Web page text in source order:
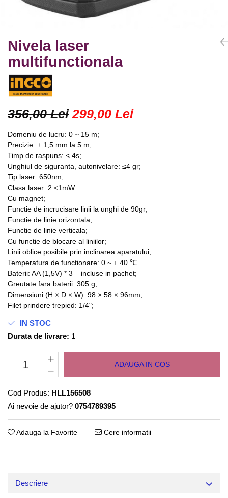
Scule pentru instalatii
Instrumete masura/accesorii
Accesorii si consumabile
Burghie si truse burghie
Discuri
Pile si raspile
Alte unelte si accesorii
Motoare universale
Unelte casa
Unelte gradina
Nivela laser
multifunctionala
356,00 Lei 299,00 Lei
Domeniu de lucru: 0 ~ 15 m;
Precizie: ± 1,5 mm la 5 m;
Timp de raspuns: < 4s;
Unghiul de siguranta, autonivelare: ≤4 gr;
Tip laser: 650nm;
Clasa laser: 2 <1mW
Cu magnet;
Functie de incrucisare linii la unghi de 90gr;
Functie de linie orizontala;
Functie de linie verticala;
Cu functie de blocare al liniilor;
Linii oblice posibile prin inclinarea aparatului;
Temperatura de functionare: 0 ~ + 40 ℃
Baterii: AA (1,5V) * 3 – incluse in pachet;
Greutate fara baterii: 305 g;
Dimensiuni (H × D × W): 98 × 58 × 96mm;
Filet prindere trepied: 1/4";
IN STOC
Durata de livrare: 1
ADAUGA IN COS
Cod Produs: HLL156508
Ai nevoie de ajutor? 0754789395
Adauga la Favorite Cere informatii
Descriere